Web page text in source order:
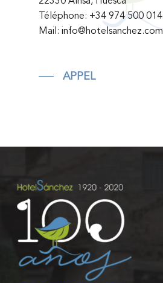
Téléphone: +34 974 500 014
Mail: info@hotelsanchez.com
APPEL